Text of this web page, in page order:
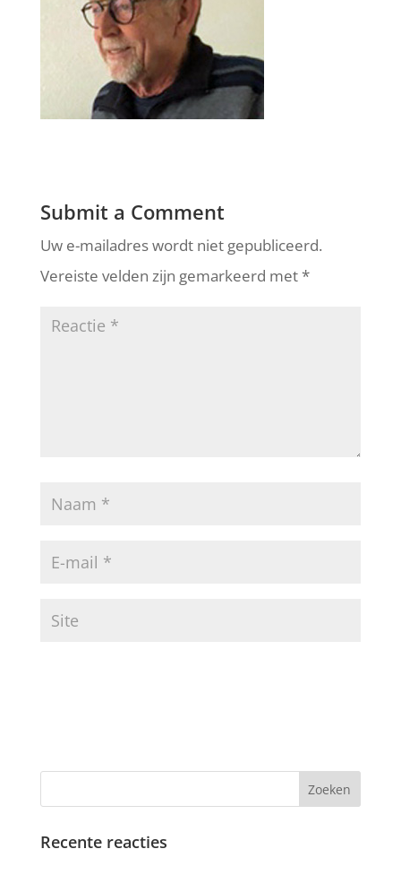
Submit a Comment
Uw e-mailadres wordt niet gepubliceerd.
Vereiste velden zijn gemarkeerd met*
Recente reacties